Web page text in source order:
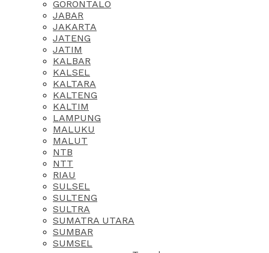
GORONTALO
JABAR
JAKARTA
JATENG
JATIM
KALBAR
KALSEL
KALTARA
KALTENG
KALTIM
LAMPUNG
MALUKU
MALUT
NTB
NTT
RIAU
SULSEL
SULTENG
SULTRA
SUMATRA UTARA
SUMBAR
SUMSEL